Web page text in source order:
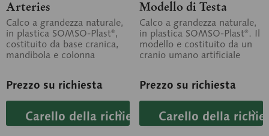
Arteries
Calco a grandezza naturale,
in plastica SOMSO-Plast®,
costituito da base cranica,
mandibola e colonna
Prezzo su richiesta
Carello della richiesta
Modello di Testa
Calco a grandezza naturale,
in plastica SOMSO-Plast®. Il
modello e costituito da un
cranio umano artificiale
Prezzo su richiesta
Carello della